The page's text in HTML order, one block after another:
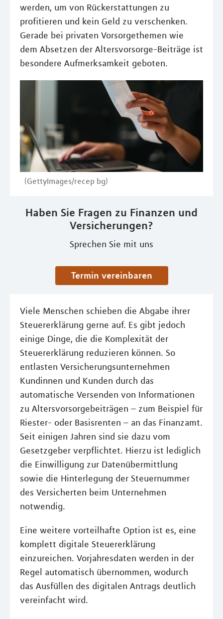
werden, um von Rückerstattungen zu
profitieren und kein Geld zu verschenken.
Gerade bei privaten Vorsorgethemen wie
dem Absetzen der Altersvorsorge-Beiträge ist
besondere Aufmerksamkeit geboten.
(GettyImages/recep bg)
Haben Sie Fragen zu Finanzen und
Versicherungen?
Sprechen Sie mit uns
Termin vereinbaren
Viele Menschen schieben die Abgabe ihrer
Steuererklärung gerne auf. Es gibt jedoch
einige Dinge, die die Komplexität der
Steuererklärung reduzieren können. So
entlasten Versicherungsunternehmen
Kundinnen und Kunden durch das
automatische Versenden von Informationen
zu Altersvorsorgebeiträgen – zum Beispiel für
Riester- oder Basisrenten – an das Finanzamt.
Seit einigen Jahren sind sie dazu vom
Gesetzgeber verpflichtet. Hierzu ist lediglich
die Einwilligung zur Datenübermittlung
sowie die Hinterlegung der Steuernummer
des Versicherten beim Unternehmen
notwendig.
Eine weitere vorteilhafte Option ist es, eine
komplett digitale Steuererklärung
einzureichen. Vorjahresdaten werden in der
Regel automatisch übernommen, wodurch
das Ausfüllen des digitalen Antrags deutlich
vereinfacht wird.